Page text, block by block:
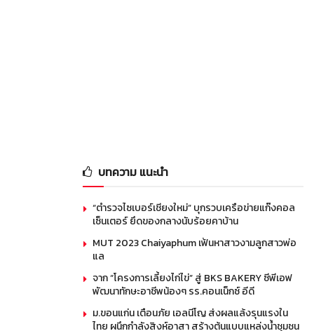
บทความ แนะนำ
“ตำรวจไซเบอร์เชียงใหม่” บุกรวบเครือข่ายแก๊งคอล
เซ็นเตอร์ ยึดของกลางนับร้อยคาบ้าน
MUT 2023 Chaiyaphum เฟ้นหาสาวงามลูกสาวพ่อ
แล
จาก “โครงการเลี้ยงไก่ไข่” สู่ BKS BAKERY ซีพีเอฟ
พัฒนาทักษะอาชีพน้องๆ รร.คอนเน็กซ์ อีดี
ม.ขอนแก่น เตือนภัย เอลนีโญ ส่งผลแล้งรุนแรงใน
ไทย ผนึกกำลังสิงห์อาสา สร้างต้นแบบแหล่งน้ำชุมชน